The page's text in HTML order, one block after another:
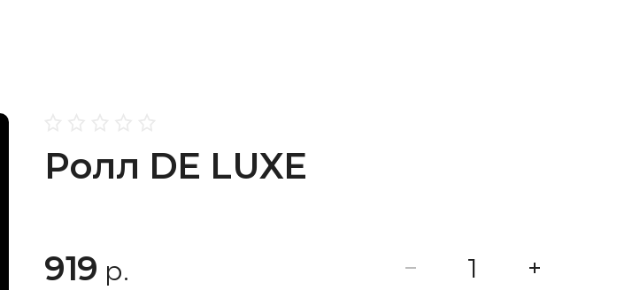
Ролл DE LUXE
919 р.